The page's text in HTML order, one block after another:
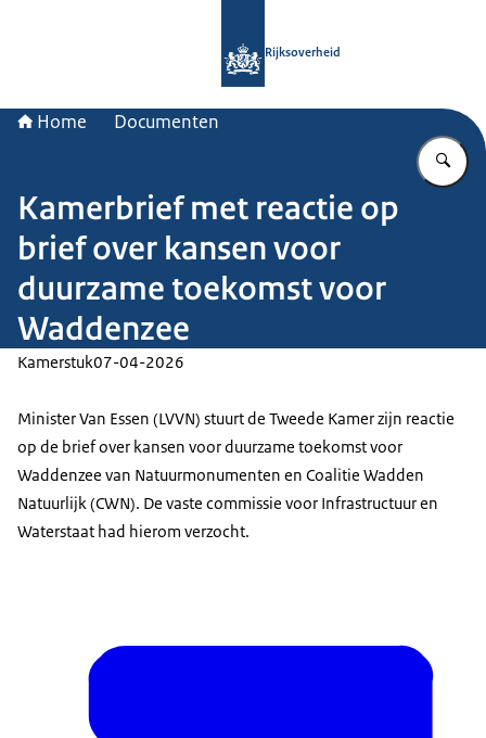
Rijksoverheid
Home Documenten
Kamerbrief met reactie op
brief over kansen voor
duurzame toekomst voor
Waddenzee
Kamerstuk07-04-2026
Minister Van Essen (LVVN) stuurt de Tweede Kamer zijn reactie
op de brief over kansen voor duurzame toekomst voor
Waddenzee van Natuurmonumenten en Coalitie Wadden
Natuurlijk (CWN). De vaste commissie voor Infrastructuur en
Waterstaat had hierom verzocht.